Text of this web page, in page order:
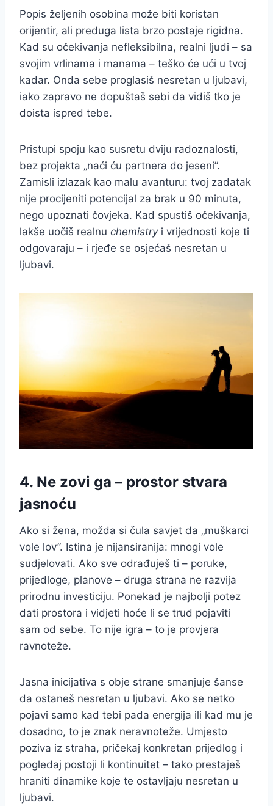
Popis željenih osobina može biti koristan
orijentir, ali preduga lista brzo postaje rigidna.
Kad su očekivanja nefleksibilna, realni ljudi – sa
svojim vrlinama i manama – teško će ući u tvoj
kadar. Onda sebe proglasiš nesretan u ljubavi,
iako zapravo ne dopuštaš sebi da vidiš tko je
doista ispred tebe.
Pristupi spoju kao susretu dviju radoznalosti,
bez projekta „naći ću partnera do jeseni”.
Zamisli izlazak kao malu avanturu: tvoj zadatak
nije procijeniti potencijal za brak u 90 minuta,
nego upoznati čovjeka. Kad spustiš očekivanja,
lakše uočiš realnu chemistryi vrijednosti koje ti
odgovaraju – i rjeđe se osjećaš nesretan u
ljubavi.
4. Ne zovi ga – prostor stvara
jasnoću
Ako si žena, možda si čula savjet da „muškarci
vole lov”. Istina je nijansiranija: mnogi vole
sudjelovati. Ako sve odrađuješ ti – poruke,
prijedloge, planove – druga strana ne razvija
prirodnu investiciju. Ponekad je najbolji potez
dati prostora i vidjeti hoće li se trud pojaviti
sam od sebe. To nije igra – to je provjera
ravnoteže.
Jasna inicijativa s obje strane smanjuje šanse
da ostaneš nesretan u ljubavi. Ako se netko
pojavi samo kad tebi pada energija ili kad mu je
dosadno, to je znak neravnoteže. Umjesto
poziva iz straha, pričekaj konkretan prijedlog i
pogledaj postoji li kontinuitet – tako prestaješ
hraniti dinamike koje te ostavljaju nesretan u
ljubavi.